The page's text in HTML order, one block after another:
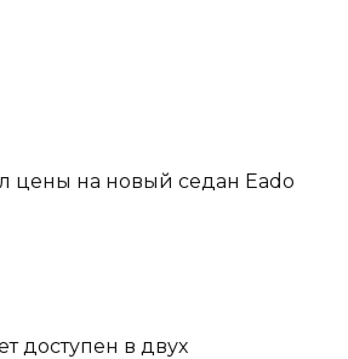
доступен в двух